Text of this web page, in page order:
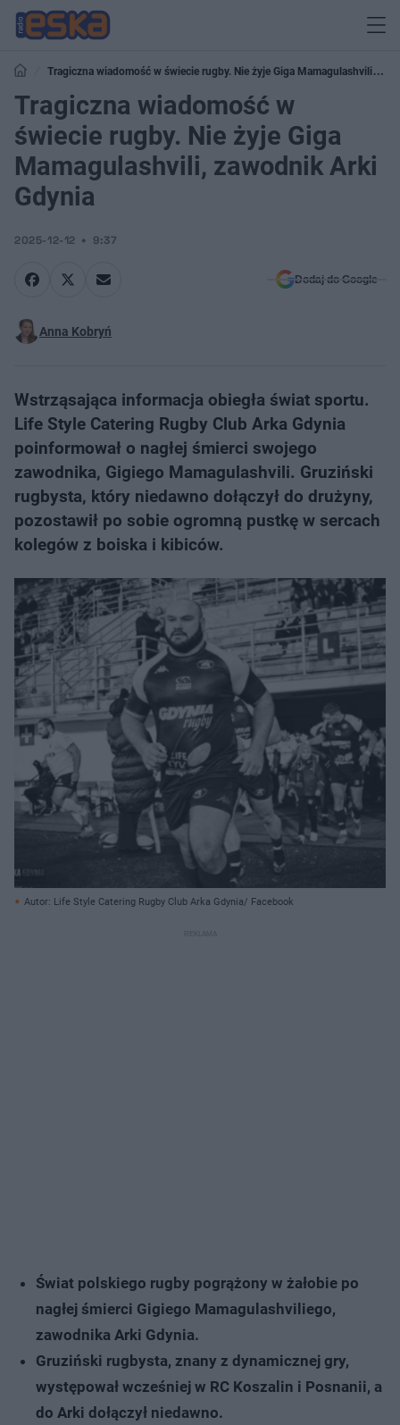
Tragiczna wiadomość w świecie rugby. Nie żyje Giga Mamagulashvili,
zawodnik Arki Gdynia
Tragiczna wiadomość w
świecie rugby. Nie żyje Giga
Mamagulashvili, zawodnik Arki
Gdynia
2025-12-12 9:37
Dodaj do Google
Anna Kobryń
Wstrząsająca informacja obiegła świat sportu.
Life Style Catering Rugby Club Arka Gdynia
poinformował o nagłej śmierci swojego
zawodnika, Gigiego Mamagulashvili. Gruziński
rugbysta, który niedawno dołączył do drużyny,
pozostawił po sobie ogromną pustkę w sercach
kolegów z boiska i kibiców.
Autor: Life Style Catering Rugby Club Arka Gdynia/ Facebook
Świat polskiego rugby pogrążony w żałobie po
nagłej śmierci Gigiego Mamagulashviliego,
zawodnika Arki Gdynia.
Gruziński rugbysta, znany z dynamicznej gry,
występował wcześniej w RC Koszalin i Posnanii, a
do Arki dołączył niedawno.